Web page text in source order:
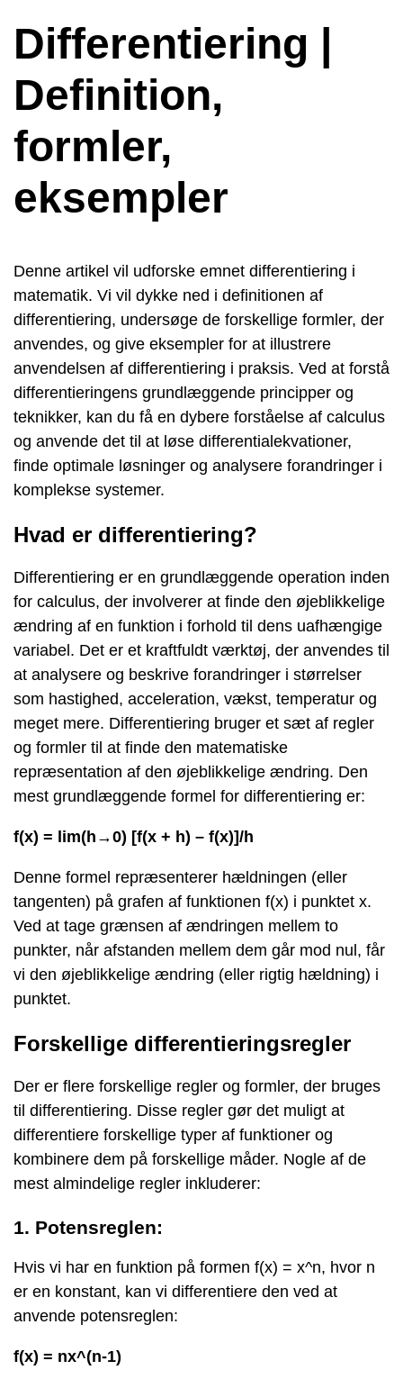
Differentiering |
Definition,
formler,
eksempler
Denne artikel vil udforske emnet differentiering i
matematik. Vi vil dykke ned i definitionen af
differentiering, undersøge de forskellige formler, der
anvendes, og give eksempler for at illustrere
anvendelsen af differentiering i praksis. Ved at forstå
differentieringens grundlæggende principper og
teknikker, kan du få en dybere forståelse af calculus
og anvende det til at løse differentialekvationer,
finde optimale løsninger og analysere forandringer i
komplekse systemer.
Hvad er differentiering?
Differentiering er en grundlæggende operation inden
for calculus, der involverer at finde den øjeblikkelige
ændring af en funktion i forhold til dens uafhængige
variabel. Det er et kraftfuldt værktøj, der anvendes til
at analysere og beskrive forandringer i størrelser
som hastighed, acceleration, vækst, temperatur og
meget mere. Differentiering bruger et sæt af regler
og formler til at finde den matematiske
repræsentation af den øjeblikkelige ændring. Den
mest grundlæggende formel for differentiering er:
f(x) = lim(h→0) [f(x + h) – f(x)]/h
Denne formel repræsenterer hældningen (eller
tangenten) på grafen af funktionen f(x) i punktet x.
Ved at tage grænsen af ændringen mellem to
punkter, når afstanden mellem dem går mod nul, får
vi den øjeblikkelige ændring (eller rigtig hældning) i
punktet.
Forskellige differentieringsregler
Der er flere forskellige regler og formler, der bruges
til differentiering. Disse regler gør det muligt at
differentiere forskellige typer af funktioner og
kombinere dem på forskellige måder. Nogle af de
mest almindelige regler inkluderer:
1. Potensreglen:
Hvis vi har en funktion på formen f(x) = x^n, hvor n
er en konstant, kan vi differentiere den ved at
anvende potensreglen:
f(x) = nx^(n-1)